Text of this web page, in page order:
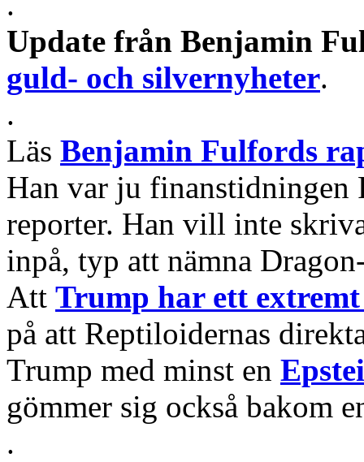
Update från Benjamin
guld- och silvernyheter.
.
Läs Benjamin Fulfords
Han var ju finanstidningen
reporter. Han vill inte
inpå, typ att nämna
Att Trump har ett
på att Reptiloidernas
Trump med minst en
gömmer sig också bakom
.